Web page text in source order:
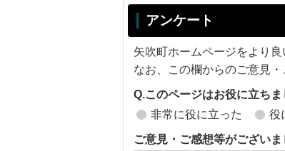
アンケート
矢吹町ホームページをより
なお、この欄からのご意見
Q.このページはお役に立ちま
非常に役に立った
役
ご意見・ご感想等がござい